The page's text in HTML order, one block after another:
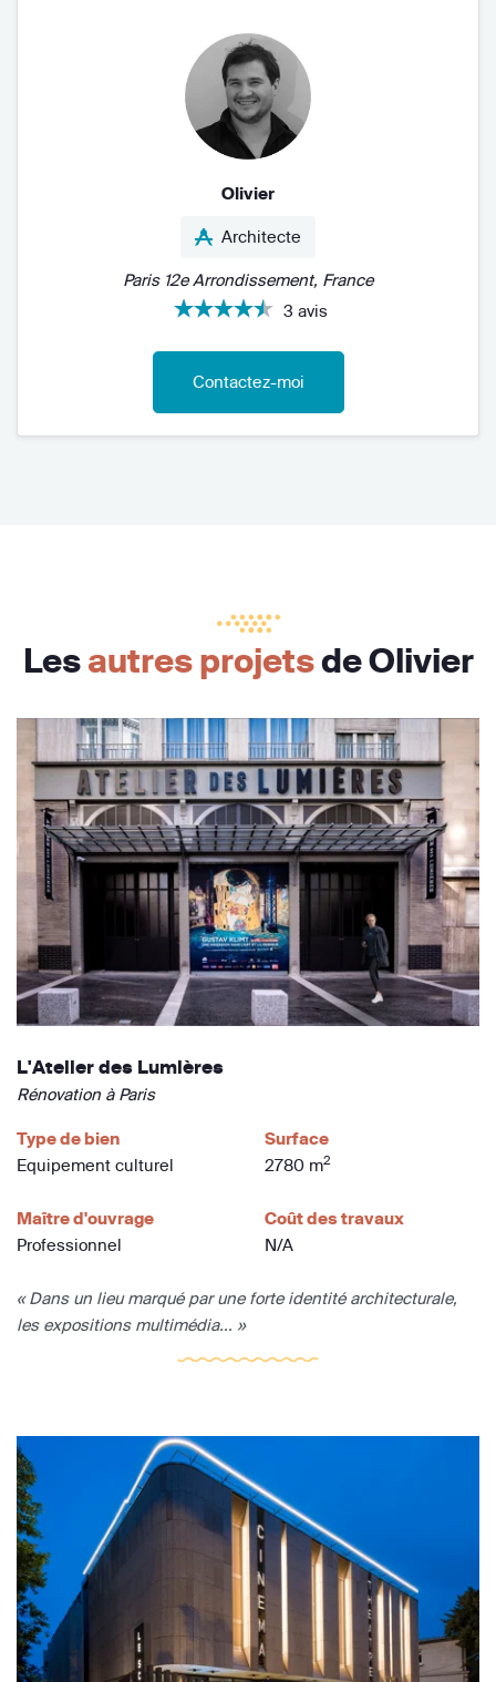
Olivier
Architecte
Paris 12e Arrondissement, France
3 avis
Contactez-moi
Lesautres projetsde Olivier
L'Atelier des Lumières
Rénovation à Paris
Type de bien
Equipement culturel
Surface
2780 m2
Maître d'ouvrage
Professionnel
Coût des travaux
N/A
« Dans un lieu marqué par une forte identité architecturale,
les expositions multimédia... »